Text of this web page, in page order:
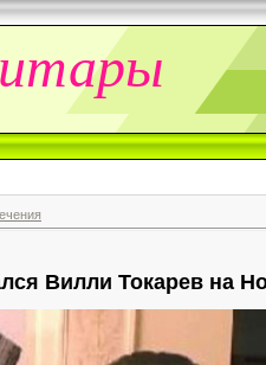
Вилли Токарев на